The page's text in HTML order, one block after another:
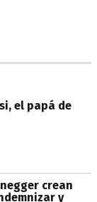
el papá de
crean
y